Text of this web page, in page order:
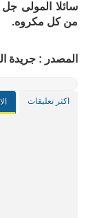
سائلا المولى
من كل مكروه.
المصدر : جريدة
اكثر تعليقات